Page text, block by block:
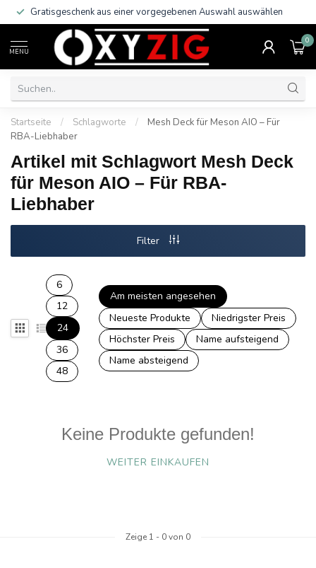
Gratisgeschenk aus einer vorgegebenen Auswahl auswählen
MENU
0
Startseite / Schlagworte /
Mesh Deck für Meson AIO – Für
RBA-Liebhaber
Artikel mit Schlagwort Mesh Deck
für Meson AIO – Für RBA-
Liebhaber
Filter
6
12
24
36
48
Am meisten angesehen
Neueste Produkte
Niedrigster Preis
Höchster Preis
Name aufsteigend
Name absteigend
Keine Produkte gefunden!
WEITER EINKAUFEN
Zeige 1 - 0von 0